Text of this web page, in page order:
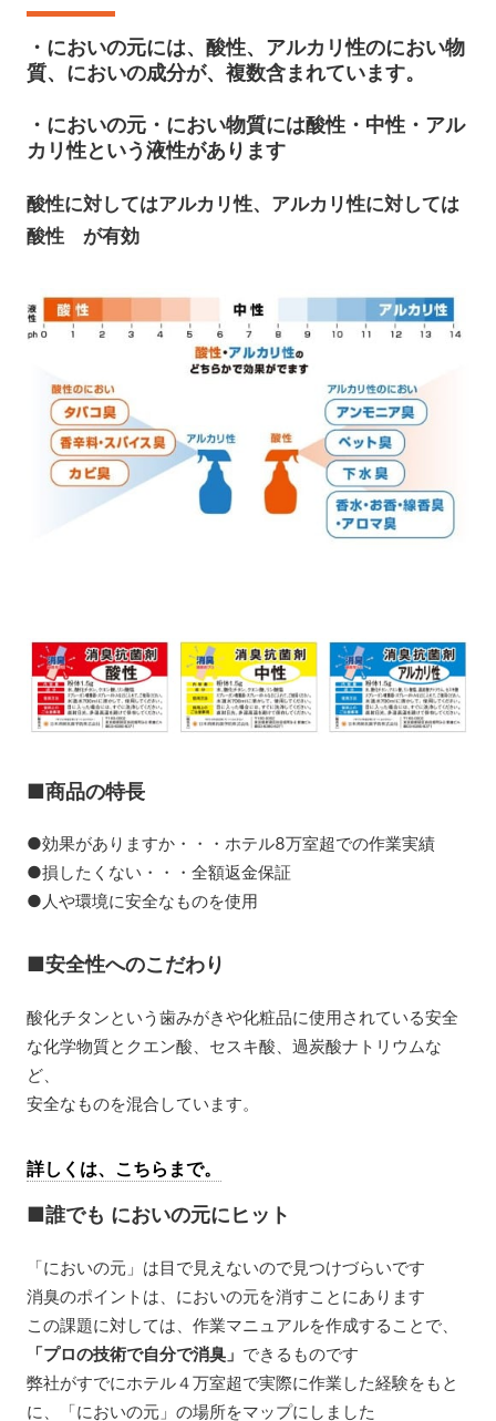
・においの元には、酸性、アルカリ性のにおい物
質、においの成分が、複数含まれています。
・においの元・におい物質には酸性・中性・アル
カリ性という液性があります
酸性に対してはアルカリ性、アルカリ性に対しては
酸性 が有効
■商品の特長
●効果がありますか・・・ホテル8万室超での作業実績
●損したくない・・・全額返金保証
●人や環境に安全なものを使用
■安全性へのこだわり
酸化チタンという歯みがきや化粧品に使用されている安全
な化学物質とクエン酸、セスキ酸、過炭酸ナトリウムな
ど、
安全なものを混合しています。
詳しくは、こちらまで。
■誰でも においの元にヒット
「においの元」は目で見えないので見つけづらいです
消臭のポイントは、においの元を消すことにあります
この課題に対しては、作業マニュアルを作成することで、
「プロの技術で自分で消臭」 できるものです
弊社がすでにホテル４万室超で実際に作業した経験をもと
に、「においの元」の場所をマップにしました